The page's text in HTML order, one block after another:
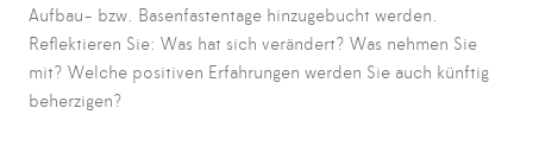
Aufbau- bzw. Basenfastentage hinzugebucht werden.
Reflektieren Sie: Was hat sich verändert? Was nehmen Sie
mit? Welche positiven Erfahrungen werden Sie auch künftig
beherzigen?